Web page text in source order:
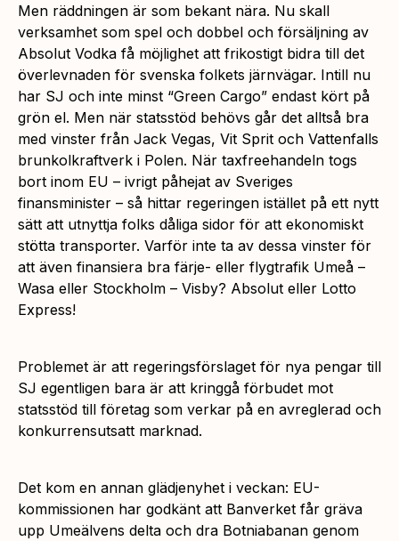
Men räddningen är som bekant nära. Nu skall
verksamhet som spel och dobbel och försäljning av
Absolut Vodka få möjlighet att frikostigt bidra till det
överlevnaden för svenska folkets järnvägar. Intill nu
har SJ och inte minst “Green Cargo” endast kört på
grön el. Men när statsstöd behövs går det alltså bra
med vinster från Jack Vegas, Vit Sprit och Vattenfalls
brunkolkraftverk i Polen. När taxfreehandeln togs
bort inom EU – ivrigt påhejat av Sveriges
finansminister – så hittar regeringen istället på ett nytt
sätt att utnyttja folks dåliga sidor för att ekonomiskt
stötta transporter. Varför inte ta av dessa vinster för
att även finansiera bra färje- eller flygtrafik Umeå –
Wasa eller Stockholm – Visby? Absolut eller Lotto
Express!
Problemet är att regeringsförslaget för nya pengar till
SJ egentligen bara är att kringgå förbudet mot
statsstöd till företag som verkar på en avreglerad och
konkurrensutsatt marknad.
Det kom en annan glädjenyhet i veckan: EU-
kommissionen har godkänt att Banverket får gräva
upp Umeälvens delta och dra Botniabanan genom